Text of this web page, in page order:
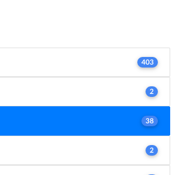
403
2
38
2